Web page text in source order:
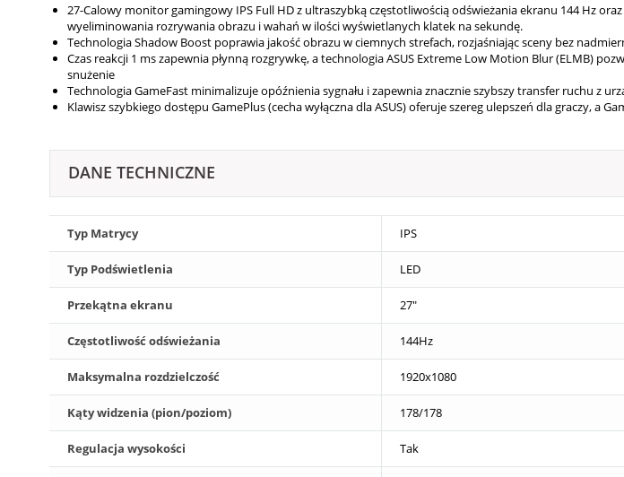
27-Calowy monitor gamingowy IPS Full HD z ultraszybką częstotliwością odświeżania ekranu 144 Hz
wyeliminowania rozrywania obrazu i wahań w ilości wyświetlanych klatek na sekundę.
Technologia Shadow Boost poprawia jakość obrazu w ciemnych strefach, rozjaśniając sceny bez
Czas reakcji 1 ms zapewnia płynną rozgrywkę, a technologia ASUS Extreme Low Motion Blur (ELMB)
snużenie
Technologia GameFast minimalizuje opóźnienia sygnału i zapewnia znacznie szybszy transfer ruchu z
Klawisz szybkiego dostępu GamePlus (cecha wyłączna dla ASUS) oferuje szereg ulepszeń dla graczy, a
DANE TECHNICZNE
Typ Matrycy IPS
Typ Podświetlenia LED
Przekątna ekranu 27"
Częstotliwość odświeżania 144Hz
Maksymalna rozdzielczość 1920x1080
Kąty widzenia (pion/poziom) 178/178
Regulacja wysokości Tak